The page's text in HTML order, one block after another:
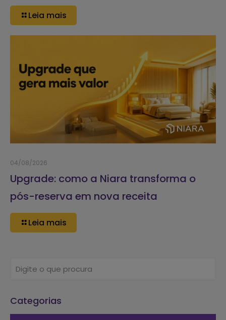
Leia mais
04/08/2026
Upgrade: como a Niara transforma o
pós-reserva em nova receita
Leia mais
Categorias